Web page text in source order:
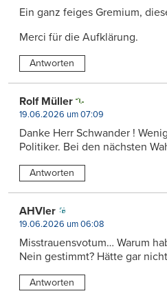
Ein ganz feiges Gremium,
Merci für die Aufklärung.
Antworten
Rolf Müller
19.06.2026 um 07:09
Danke Herr Schwander !
Politiker. Bei den nächsten
Antworten
AHVler
19.06.2026 um 06:08
Misstrauensvotum… Warum
Nein gestimmt? Hätte gar
Antworten